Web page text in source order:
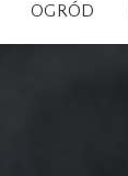
OGRÓD